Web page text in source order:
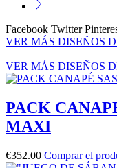
Facebook Twitter
VER MÁS DISEÑOS
VER MÁS DISEÑOS
PACK
MAXI
€352.00 Comprar el